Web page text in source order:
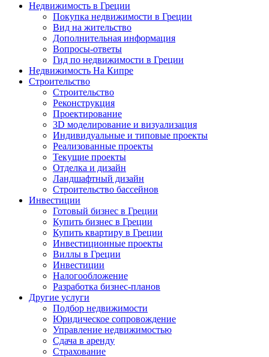
Недвижимость в Греции
Покупка недвижимости в Греции
Вид на жительство
Дополнительная информация
Вопросы-ответы
Гид по недвижимости в Греции
Недвижимость На Кипре
Строительство
Строительство
Реконструкция
Проектирование
3D моделирование и визуализация
Индивидуальные и типовые проекты
Реализованные проекты
Текущие проекты
Отделка и дизайн
Ландшафтный дизайн
Строительство бассейнов
Инвестиции
Готовый бизнес в Греции
Купить бизнес в Греции
Купить квартиру в Греции
Инвестиционные проекты
Виллы в Греции
Инвестиции
Налогообложение
Разработка бизнес-планов
Другие услуги
Подбор недвижимости
Юридическое сопровождение
Управление недвижимостью
Сдача в аренду
Страхование